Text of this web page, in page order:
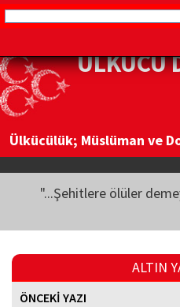
ÜLKÜCÜ
Ülkücülük; Müslüman ve
"...Şehitlere ölüler
ALTIN
ÖNCEKİ YAZI